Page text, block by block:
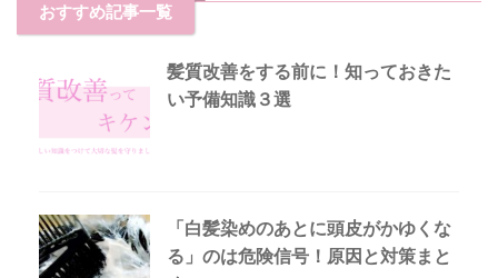
おすすめ記事一覧
髪質改善をする前に！知っておきた
い予備知識３選
「白髪染めのあとに頭皮がかゆくな
る」のは危険信号！原因と対策まと